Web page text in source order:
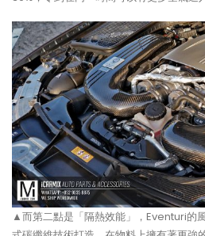
▲而第二點是「隔熱效能」，Eventuri的